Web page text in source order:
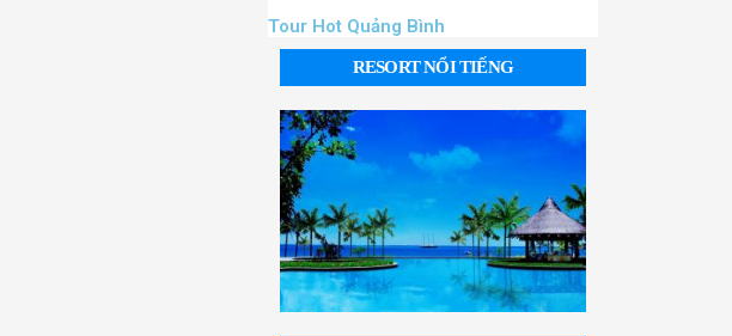
Tour Hot Quảng Bình
RESORT NỔI TIẾNG